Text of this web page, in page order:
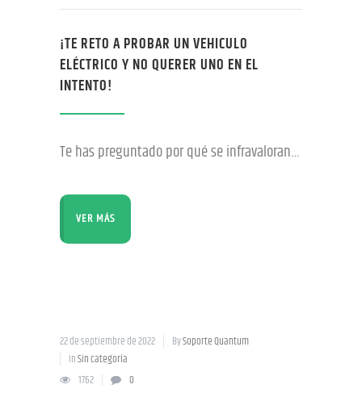
¡TE RETO A PROBAR UN VEHICULO
ELÉCTRICO Y NO QUERER UNO EN EL
INTENTO!
Te has preguntado por qué se infravaloran los vehículos eléctricos, por qué mucha gente habla mal de ellos, por qué los critican sin antes haberlos probado, bueno lo cierto es que a lo largo de la existencia de los vehículos eléctricos se ha estado repitiendo de boca en boca que estos son muy costosos, que
VER MÁS
22 de septiembre de 2022 BySoporte Quantum
InSin categoría
1762
0